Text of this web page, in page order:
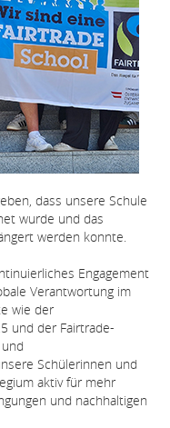
dass unsere Schule
wurde und das
werden konnte.
Engagement
Verantwortung im
wie der
und der Fairtrade-
Schülerinnen und
aktiv für mehr
und nachhaltigen